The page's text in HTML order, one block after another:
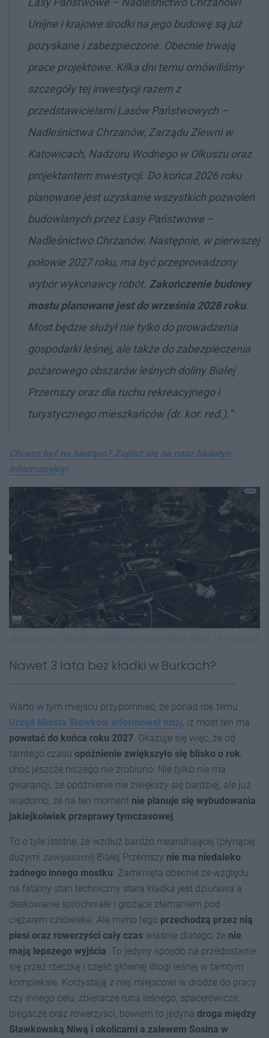
Unijne i krajowe środki na jego budowę są już
pozyskane i zabezpieczone. Obecnie trwają
prace projektowe. Kilka dni temu omówiliśmy
szczegóły tej inwestycji razem z
przedstawicielami Lasów Państwowych –
Nadleśnictwa Chrzanów, Zarządu Zlewni w
Katowicach, Nadzoru Wodnego w Olkuszu oraz
projektantem inwestycji. Do końca 2026 roku
planowane jest uzyskanie wszystkich pozwoleń
budowlanych przez Lasy Państwowe –
Nadleśnictwo Chrzanów. Następnie, w pierwszej
połowie 2027 roku, ma być przeprowadzony
wybór wykonawcy robót. Zakończenie budowy
mostu planowane jest do września 2028 roku.
Most będzie służył nie tylko do prowadzenia
gospodarki leśnej, ale także do zabezpieczenia
pożarowego obszarów leśnych doliny Białej
Przemszy oraz dla ruchu rekreacyjnego i
turystycznego mieszkańców(dr. kor. red.).”
Chcesz być na bieżąco? Zapisz się na nasz biuletyn
informacyjny!
Nawet 3 lata bez kładki w Burkach?
Warto w tym miejscu przypomnieć, że ponad rok temu
Urząd Miasta Sławków informował tutaj, iż most ten ma
powstać do końca roku 2027. Okazuje się więc, że od
tamtego czasu opóźnienie zwiększyło się blisko o rok,
choć jeszcze niczego nie zrobiono. Nie tylko nie ma
gwarancji, że opóźnienie nie zwiększy się bardziej, ale już
wiadomo, że na ten moment nie planuje się wybudowania
jakiejkolwiek przeprawy tymczasowej.
To o tyle istotne, że wzdłuż bardzo meandrującej (płynącej
dużymi zawijasami) Białej Przemszy nie ma niedaleko
żadnego innego mostku. Zamknięta obecnie ze względu
na fatalny stan techniczny stara kładka jest dziurawa a
deskowanie spróchniałe i grożące złamaniem pod
ciężarem człowieka. Ale mimo tego przechodzą przez nią
piesi oraz rowerzyści cały czas właśnie dlatego, że nie
mają lepszego wyjścia. To jedyny sposób na przedostanie
się przez rzeczkę i część głównej drogi leśnej w tamtym
kompleksie. Korzystają z niej miejscowi w drodze do pracy
czy innego celu, zbieracze runa leśnego, spacerowicze,
biegacze oraz rowerzyści, bowiem to jedyna droga między
Sławkowską Niwą i okolicami a zalewem Sosina w